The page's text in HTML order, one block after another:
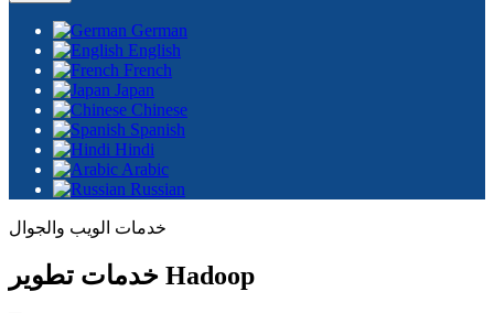
German
English
French
Japan
Chinese
Spanish
Hindi
Arabic
Russian
خدمات الويب والجوال
خدمات تطوير Hadoop